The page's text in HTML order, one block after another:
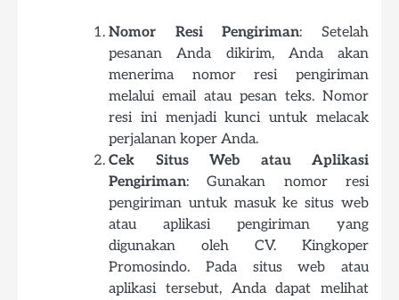
Nomor Resi Pengiriman: Setelah
pesanan Anda dikirim, Anda akan
menerima nomor resi pengiriman
melalui email atau pesan teks. Nomor
resi ini menjadi kunci untuk melacak
perjalanan koper Anda.
Cek Situs Web atau Aplikasi
Pengiriman: Gunakan nomor resi
pengiriman untuk masuk ke situs web
atau aplikasi pengiriman yang
digunakan oleh CV. Kingkoper
Promosindo. Pada situs web atau
aplikasi tersebut, Anda dapat melihat